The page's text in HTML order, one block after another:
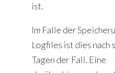
ist.
Im Falle der
Logfiles ist dies nach
Tagen der Fall. Eine